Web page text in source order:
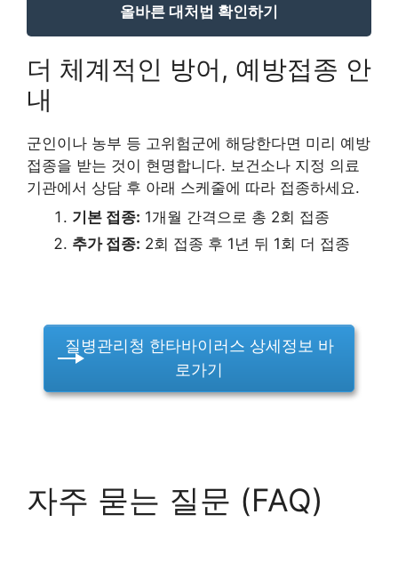
올바른 대처법 확인하기
더 체계적인 방어, 예방접종 안
내
군인이나 농부 등 고위험군에 해당한다면 미리 예방
접종을 받는 것이 현명합니다. 보건소나 지정 의료
기관에서 상담 후 아래 스케줄에 따라 접종하세요.
기본 접종: 1개월 간격으로 총 2회 접종
추가 접종: 2회 접종 후 1년 뒤 1회 더 접종
질병관리청 한타바이러스 상세정보 바
로가기
자주 묻는 질문 (FAQ)